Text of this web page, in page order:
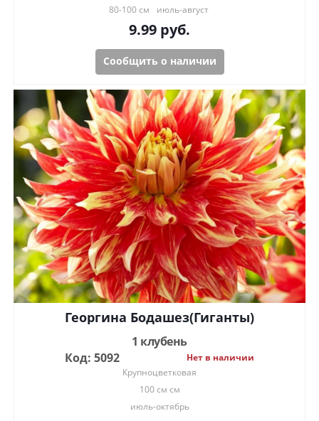
80-100 см
июль-август
9.99 руб.
Сообщить о наличии
Георгина Бодашез(Гиганты)
1 клубень
Код: 5092
Нет в наличии
Крупноцветковая
100 см см
июль-октябрь